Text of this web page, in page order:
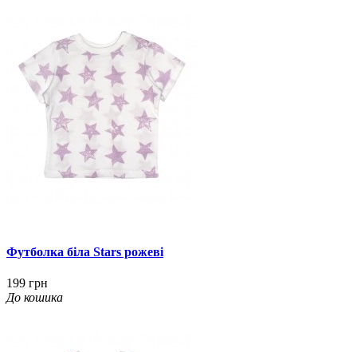
Футболка біла Stars рожеві
199 грн
До кошика